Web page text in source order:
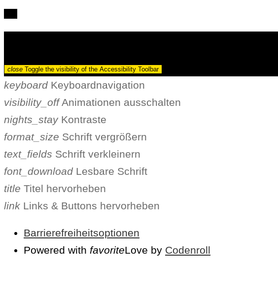
close Toggle the visibility of the Accessibility Toolbar
keyboard Keyboardnavigation
visibility_off Animationen ausschalten
nights_stay Kontraste
format_size Schrift vergrößern
text_fields Schrift verkleinern
font_download Lesbare Schrift
title Titel hervorheben
link Links & Buttons hervorheben
Barrierefreiheitsoptionen
Powered with favoriteLove by Codenroll